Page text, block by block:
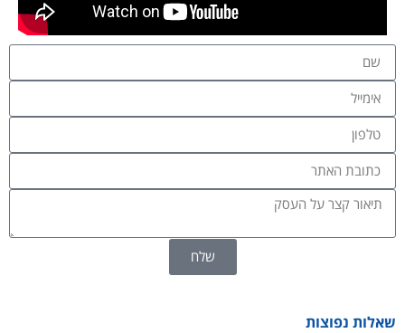
שלח
שאלות נפוצות